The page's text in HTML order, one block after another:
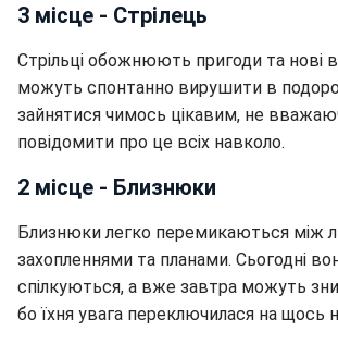
3 місце - Стрілець
Стрільці обожнюють пригоди та нові
можуть спонтанно вирушити в
зайнятися чимось цікавим, не
повідомити про це всіх навколо.
2 місце - Близнюки
Близнюки легко перемикаються між
захопленнями та планами. Сьогодні
спілкуються, а вже завтра можуть
бо їхня увага переключилася на щось